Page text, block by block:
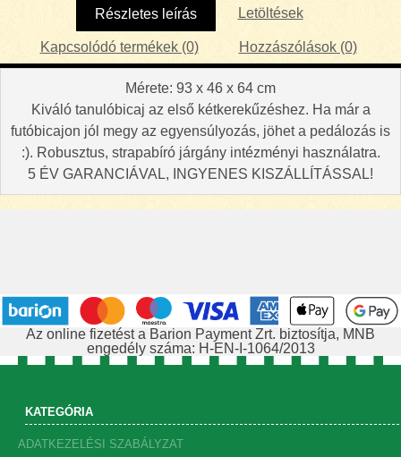
Részletes leírás Letöltések
Kapcsolódó termékek (0) Hozzászólások (0)
Mérete: 93 x 46 x 64 cm
Kiváló tanulóbicaj az első kétkerekűzéshez. Ha már a
futóbicajon jól megy az egyensúlyozás, jöhet a pedálozás is
:). Robusztus, strapabíró járgány intézményi használatra.
5 ÉV GARANCIÁVAL, INGYENES KISZÁLLÍTÁSSAL!
Az online fizetést a Barion Payment Zrt. biztosítja, MNB
engedély száma: H-EN-I-1064/2013
KATEGÓRIA
ADATKEZELÉSI SZABÁLYZAT